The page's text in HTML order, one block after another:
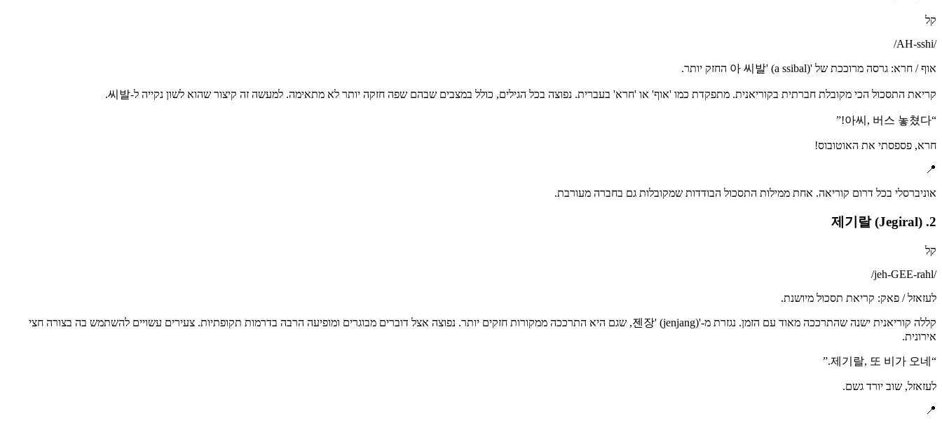
קל
/
AH-sshi
/
אוף / חרא: גרסה מרוככת של '아 씨발' (a ssibal) החזק יותר.
קריאת התסכול הכי מקובלת חברתית בקוריאנית. מתפקדת כמו 'אוף' או 'חרא' בעברית. נפוצה בכל הגילים, כולל במצבים שבהם שפה חזקה יותר לא מתאימה. למעשה זה קיצור שהוא לשון נקייה ל-씨발.
“
아씨, 버스 놓쳤다!
”
חרא, פספסתי את האוטובוס!
📍
אוניברסלי בכל דרום קוריאה. אחת ממילות התסכול הבודדות שמקובלות גם בחברה מעורבת.
2. 제기랄 (Jegiral)
קל
/
jeh-GEE-rahl
/
לעזאזל / פאק: קריאת תסכול מיושנת.
קללה קוריאנית ישנה שהתרככה מאוד עם הזמן. נגזרת מ-'젠장' (jenjang), שגם היא התרככה ממקורות חזקים יותר. נפוצה אצל דוברים מבוגרים ומופיעה הרבה בדרמות תקופתיות. צעירים עשויים להשתמש בה בצורה חצי
אירונית.
“
제기랄, 또 비가 오네.
”
לעזאזל, שוב יורד גשם.
📍